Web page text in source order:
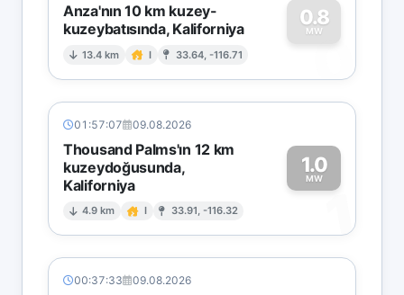
Anza'nın 10 km kuzey-
kuzeybatısında, Kaliforniya
13.4 km I 33.64, -116.71
0.8
MW
0
01:57:07 09.08.2026
Thousand Palms'ın 12 km
kuzeydoğusunda,
Kaliforniya
4.9 km I 33.91, -116.32
1.0
MW
1
00:37:33 09.08.2026